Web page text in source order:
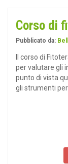
Corso di
Pubblicato da:
Il corso di
per valutare gli
punto di vista
gli strumenti